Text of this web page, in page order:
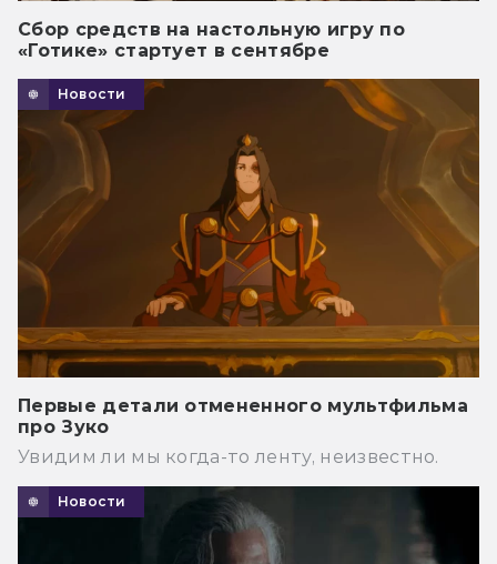
Сбор средств на настольную игру по
«Готике» стартует в сентябре
Новости
Первые детали отмененного мультфильма
про Зуко
Увидим ли мы когда-то ленту, неизвестно.
Новости